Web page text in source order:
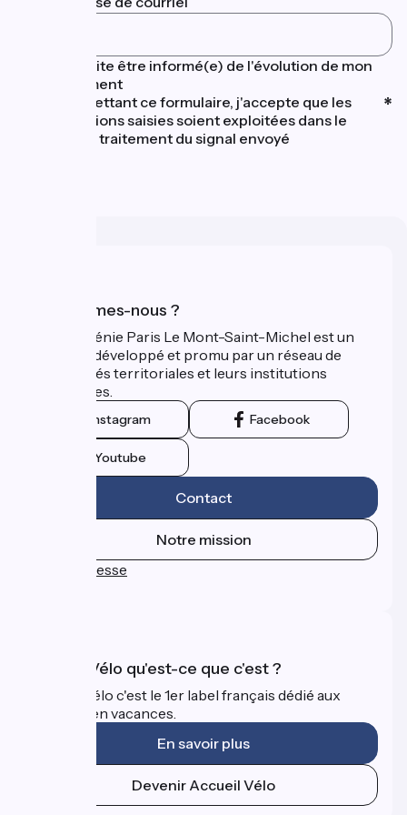
Je souhaite être informé(e) de l'évolution de mon
signalement
En soumettant ce formulaire, j'accepte que les
informations saisies soient exploitées dans le
cadre du traitement du signal envoyé
Qui sommes-nous ?
La Véloscénie Paris Le Mont-Saint-Michel est un
itinéraire développé et promu par un réseau de
collectivités territoriales et leurs institutions
touristiques.
Instagram Facebook
Youtube
Contact
Notre mission
Espace Presse
Accueil Vélo qu'est-ce que c'est ?
Accueil Vélo c'est le 1er label français dédié aux
cyclistes en vacances.
En savoir plus
Devenir Accueil Vélo